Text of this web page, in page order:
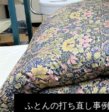
ふとんの打ち直し事例